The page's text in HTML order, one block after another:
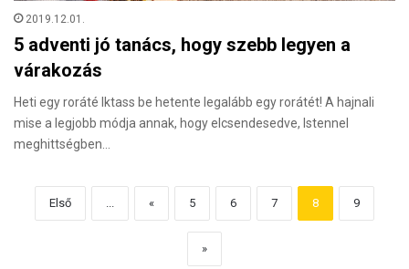
2019.12.01.
5 adventi jó tanács, hogy szebb legyen a
várakozás
Heti egy roráté Iktass be hetente legalább egy rorátét! A hajnali
mise a legjobb módja annak, hogy elcsendesedve, Istennel
meghittségben…
Első ... « 5 6 7 8 9
»